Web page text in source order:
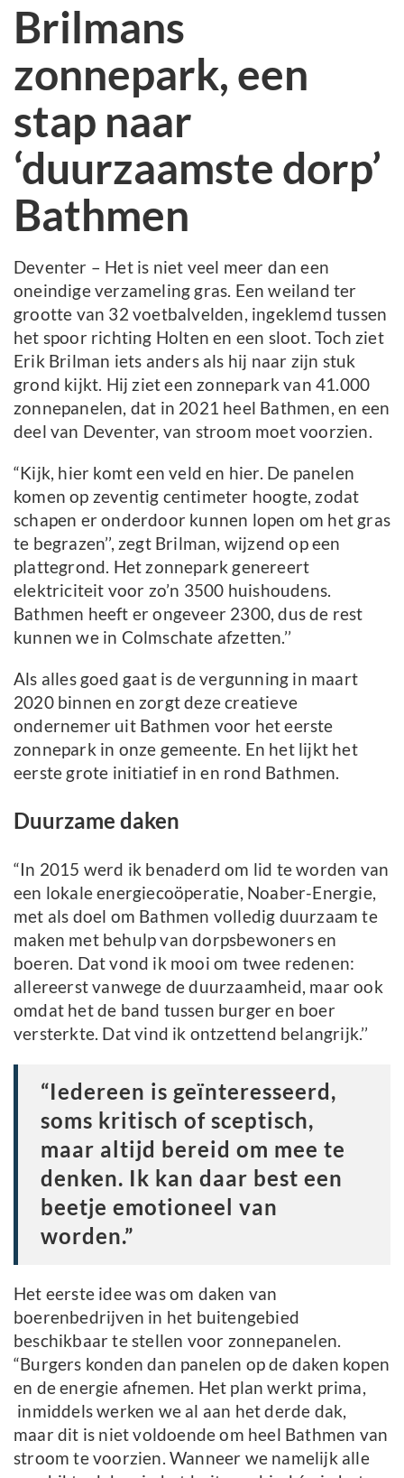
Brilmans
zonnepark, een
stap naar
‘duurzaamste dorp’
Bathmen
Deventer – Het is niet veel meer dan een
oneindige verzameling gras. Een weiland ter
grootte van 32 voetbalvelden, ingeklemd tussen
het spoor richting Holten en een sloot. Toch ziet
Erik Brilman iets anders als hij naar zijn stuk
grond kijkt. Hij ziet een zonnepark van 41.000
zonnepanelen, dat in 2021 heel Bathmen, en een
deel van Deventer, van stroom moet voorzien.
“Kijk, hier komt een veld en hier. De panelen
komen op zeventig centimeter hoogte, zodat
schapen er onderdoor kunnen lopen om het gras
te begrazen’’, zegt Brilman, wijzend op een
plattegrond. Het zonnepark genereert
elektriciteit voor zo’n 3500 huishoudens.
Bathmen heeft er ongeveer 2300, dus de rest
kunnen we in Colmschate afzetten.’’
Als alles goed gaat is de vergunning in maart
2020 binnen en zorgt deze creatieve
ondernemer uit Bathmen voor het eerste
zonnepark in onze gemeente. En het lijkt het
eerste grote initiatief in en rond Bathmen.
Duurzame daken
“In 2015 werd ik benaderd om lid te worden van
een lokale energiecoöperatie, Noaber-Energie,
met als doel om Bathmen volledig duurzaam te
maken met behulp van dorpsbewoners en
boeren. Dat vond ik mooi om twee redenen:
allereerst vanwege de duurzaamheid, maar ook
omdat het de band tussen burger en boer
versterkte. Dat vind ik ontzettend belangrijk.’’
“Iedereen is geïnteresseerd,
soms kritisch of sceptisch,
maar altijd bereid om mee te
denken. Ik kan daar best een
beetje emotioneel van
worden.”
Het eerste idee was om daken van
boerenbedrijven in het buitengebied
beschikbaar te stellen voor zonnepanelen.
“Burgers konden dan panelen op de daken kopen
en de energie afnemen. Het plan werkt prima,
inmiddels werken we al aan het derde dak,
maar dit is niet voldoende om heel Bathmen van
stroom te voorzien. Wanneer we namelijk alle